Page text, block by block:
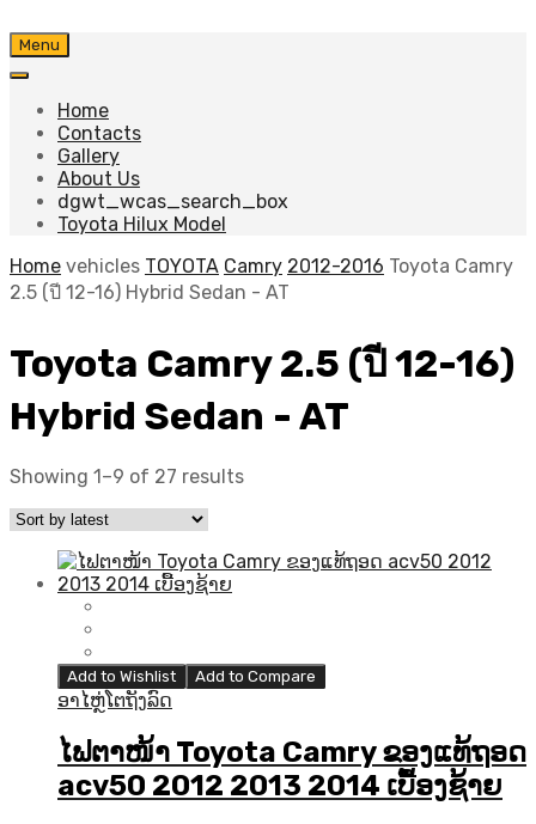
Skip
to
Menu
Home
Contacts
Gallery
About Us
dgwt_wcas_search_box
Toyota Hilux Model
Home vehicles TOYOTA Camry 2012-2016 Toyota Camry
2.5 (ปี 12-16) Hybrid Sedan - AT
Toyota Camry 2.5 (ปี 12-16)
Hybrid Sedan - AT
Showing 1–9 of 27 resultsSorted
Add to Wishlist Add to Compare
ອາໄຫຼ່ໂຕຖັງລົດ
ໄຟຕາໜ້າ Toyota Camry ຂອງແທ້ຖອດ
acv50 2012 2013 2014 ເບື້ອງຊ້າຍ